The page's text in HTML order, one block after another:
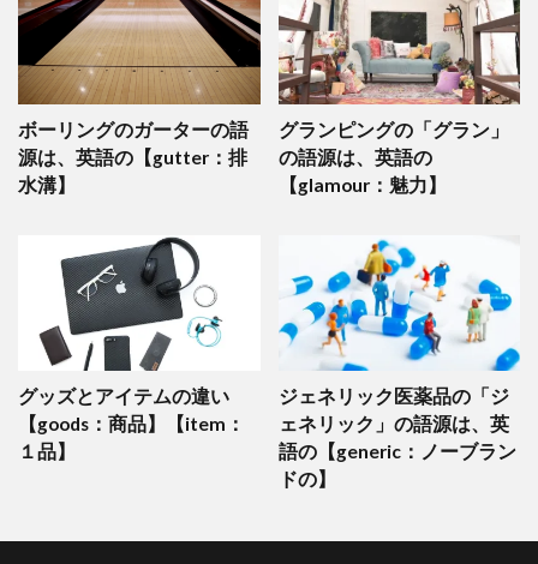
ボーリングのガーターの語
源は、英語の【gutter：排
水溝】
グランピングの「グラン」
の語源は、英語の
【glamour：魅力】
グッズとアイテムの違い
【goods：商品】【item：
１品】
ジェネリック医薬品の「ジ
ェネリック」の語源は、英
語の【generic：ノーブラン
ドの】